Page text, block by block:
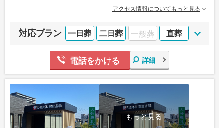
アクセス情報についてもっと見る
対応プラン 一日葬 二日葬 一般葬 直葬
電話をかける 詳細
もっと見る